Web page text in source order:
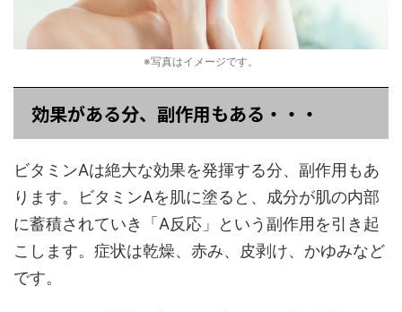
※写真はイメージです。
効果がある分、副作用もある・・・
ビタミンAは絶大な効果を発揮する分、副作用もあ
ります。ビタミンAを肌に塗ると、成分が肌の内部
に蓄積されていき「A反応」という副作用を引き起
こします。症状は乾燥、赤み、皮剥け、かゆみなど
です。